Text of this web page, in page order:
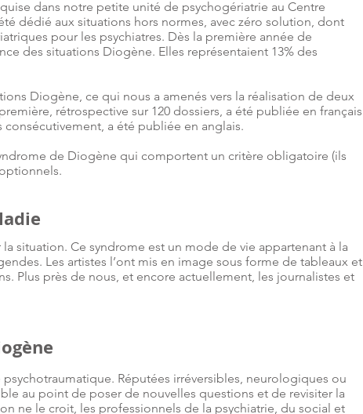
dans notre petite unité de psychogériatrie au Centre
dédié aux situations hors normes, avec zéro solution, dont
pour les psychiatres. Dès la première année de
des situations Diogène. Elles représentaient 13% des
Diogène, ce qui nous a amenés vers la réalisation de deux
rétrospective sur 120 dossiers, a été publiée en français
consécutivement, a été publiée en anglais.
de Diogène qui comportent un critère obligatoire (ils
situation. Ce syndrome est un mode de vie appartenant à la
Les artistes l’ont mis en image sous forme de tableaux et
Plus près de nous, et encore actuellement, les journalistes et
Réputées irréversibles, neurologiques ou
au point de poser de nouvelles questions et de revisiter la
ne le croit, les professionnels de la psychiatrie, du social et